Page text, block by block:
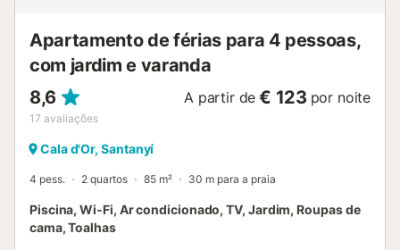
Apartamento de férias para 4 pessoas,
com jardim e varanda
8,6
17 avaliações
A partir de € 123 por noite
Cala d'Or, Santanyí
4 pess. 2 quartos 85 m² 30 m para a praia
Piscina, Wi-Fi, Ar condicionado, TV, Jardim, Roupas de
cama, Toalhas